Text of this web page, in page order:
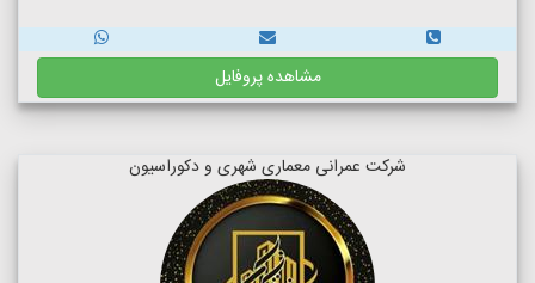
مشاهده پروفایل
شرکت عمرانی معماری شهری و دکوراسیون